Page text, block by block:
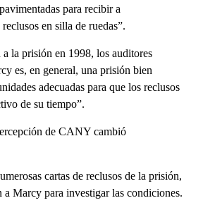
para recibir a
en silla de ruedas”.
la prisión en 1998, los auditores
es, en general, una prisión bien
adecuadas para que los reclusos
de su tiempo”.
de CANY cambió
cartas de reclusos de la prisión,
Marcy para investigar las condiciones.